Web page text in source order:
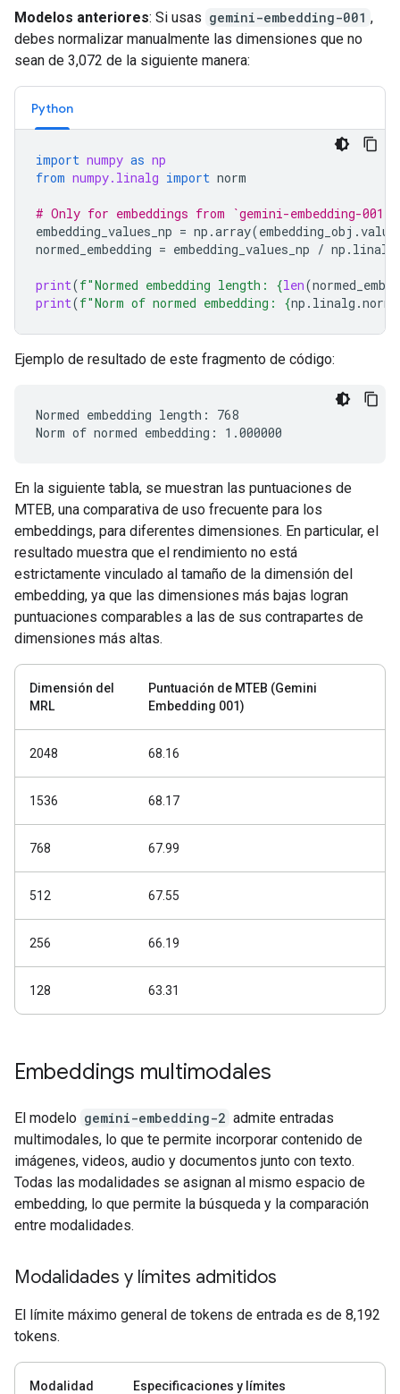
Modelos anteriores: Si usas gemini-embedding-001 ,
debes normalizar manualmente las dimensiones que no
sean de 3,072 de la siguiente manera:
Python
import numpy as np
from numpy.linalg import norm
# Only for embeddings from `gemini-embedding-001`
embedding_values_np = np .array(embedding_obj .
normed_embedding = embedding_values_np / np . linalg
print(f"Normed embedding length: {len(
print(f"Norm of normed embedding: {np . linalg .norm
Ejemplo de resultado de este fragmento de código:
Normed embedding length: 768
En la siguiente tabla, se muestran las puntuaciones de
MTEB, una comparativa de uso frecuente para los
embeddings, para diferentes dimensiones. En particular, el
resultado muestra que el rendimiento no está
estrictamente vinculado al tamaño de la dimensión del
embedding, ya que las dimensiones más bajas logran
puntuaciones comparables a las de sus contrapartes de
dimensiones más altas.
Dimensión del
MRL
Puntuación de MTEB (Gemini
Embedding 001)
2048 68.16
1536 68.17
768 67.99
512 67.55
256 66.19
128 63.31
Embeddings multimodales
El modelo gemini-embedding-2 admite entradas
multimodales, lo que te permite incorporar contenido de
imágenes, videos, audio y documentos junto con texto.
Todas las modalidades se asignan al mismo espacio de
embedding, lo que permite la búsqueda y la comparación
entre modalidades.
Modalidades y límites admitidos
El límite máximo general de tokens de entrada es de 8,192
tokens.
Modalidad Especificaciones y límites